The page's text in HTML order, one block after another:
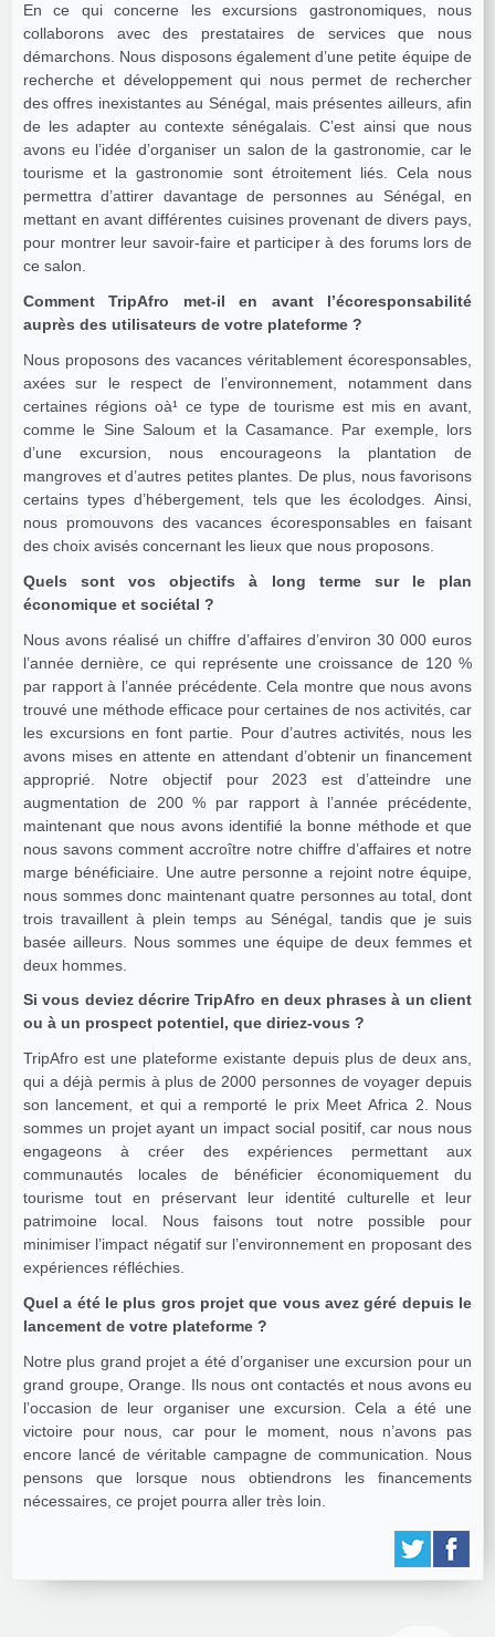
En ce qui concerne les excursions gastronomiques, nous
collaborons avec des prestataires de services que nous
démarchons. Nous disposons également d’une petite équipe de
recherche et développement qui nous permet de rechercher
des offres inexistantes au Sénégal, mais présentes ailleurs, afin
de les adapter au contexte sénégalais. C’est ainsi que nous
avons eu l’idée d’organiser un salon de la gastronomie, car le
tourisme et la gastronomie sont étroitement liés. Cela nous
permettra d’attirer davantage de personnes au Sénégal, en
mettant en avant différentes cuisines provenant de divers pays,
pour montrer leur savoir-faire et participer à des forums lors de
ce salon.
Comment TripAfro met-il en avant l’écoresponsabilité
auprès des utilisateurs de votre plateforme ?
Nous proposons des vacances véritablement écoresponsables,
axées sur le respect de l’environnement, notamment dans
certaines régions oà¹ ce type de tourisme est mis en avant,
comme le Sine Saloum et la Casamance. Par exemple, lors
d’une excursion, nous encourageons la plantation de
mangroves et d’autres petites plantes. De plus, nous favorisons
certains types d’hébergement, tels que les écolodges. Ainsi,
nous promouvons des vacances écoresponsables en faisant
des choix avisés concernant les lieux que nous proposons.
Quels sont vos objectifs à long terme sur le plan
économique et sociétal ?
Nous avons réalisé un chiffre d’affaires d’environ 30 000 euros
l’année dernière, ce qui représente une croissance de 120 %
par rapport à l’année précédente. Cela montre que nous avons
trouvé une méthode efficace pour certaines de nos activités, car
les excursions en font partie. Pour d’autres activités, nous les
avons mises en attente en attendant d’obtenir un financement
approprié. Notre objectif pour 2023 est d’atteindre une
augmentation de 200 % par rapport à l’année précédente,
maintenant que nous avons identifié la bonne méthode et que
nous savons comment accroître notre chiffre d’affaires et notre
marge bénéficiaire. Une autre personne a rejoint notre équipe,
nous sommes donc maintenant quatre personnes au total, dont
trois travaillent à plein temps au Sénégal, tandis que je suis
basée ailleurs. Nous sommes une équipe de deux femmes et
deux hommes.
Si vous deviez décrire TripAfro en deux phrases à un client
ou à un prospect potentiel, que diriez-vous ?
TripAfro est une plateforme existante depuis plus de deux ans,
qui a déjà permis à plus de 2000 personnes de voyager depuis
son lancement, et qui a remporté le prix Meet Africa 2. Nous
sommes un projet ayant un impact social positif, car nous nous
engageons à créer des expériences permettant aux
communautés locales de bénéficier économiquement du
tourisme tout en préservant leur identité culturelle et leur
patrimoine local. Nous faisons tout notre possible pour
minimiser l’impact négatif sur l’environnement en proposant des
expériences réfléchies.
Quel a été le plus gros projet que vous avez géré depuis le
lancement de votre plateforme ?
Notre plus grand projet a été d’organiser une excursion pour un
grand groupe, Orange. Ils nous ont contactés et nous avons eu
l’occasion de leur organiser une excursion. Cela a été une
victoire pour nous, car pour le moment, nous n’avons pas
encore lancé de véritable campagne de communication. Nous
pensons que lorsque nous obtiendrons les financements
nécessaires, ce projet pourra aller très loin.